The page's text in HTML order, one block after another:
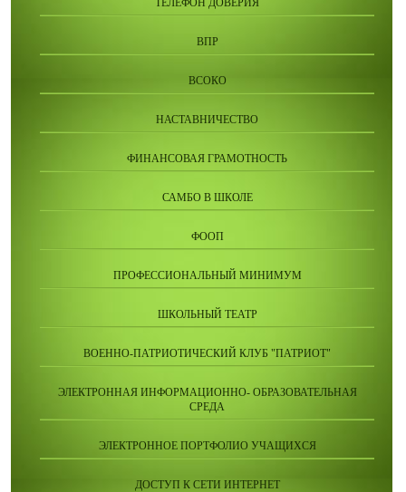
ТЕЛЕФОН ДОВЕРИЯ
ВПР
ВСОКО
НАСТАВНИЧЕСТВО
ФИНАНСОВАЯ ГРАМОТНОСТЬ
САМБО В ШКОЛЕ
ФООП
ПРОФЕССИОНАЛЬНЫЙ МИНИМУМ
ШКОЛЬНЫЙ ТЕАТР
ВОЕННО-ПАТРИОТИЧЕСКИЙ КЛУБ "ПАТРИОТ"
ЭЛЕКТРОННАЯ ИНФОРМАЦИОННО- ОБРАЗОВАТЕЛЬНАЯ
СРЕДА
ЭЛЕКТРОННОЕ ПОРТФОЛИО УЧАЩИХСЯ
ДОСТУП К СЕТИ ИНТЕРНЕТ